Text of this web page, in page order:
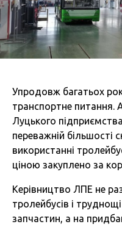
Упродовж багатьох
транспортне питання.
Луцького
переважній більшості
використанні
ціною закуплено за
Керівництво ЛПЕ не
тролейбусів і
запчастин, а на